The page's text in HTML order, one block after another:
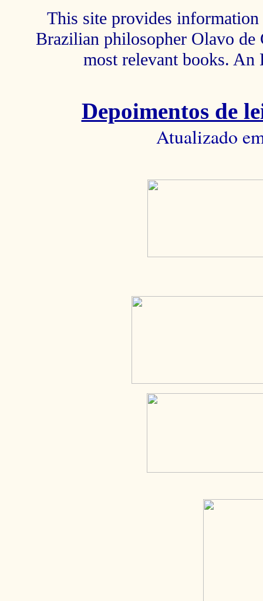
This site provides
Brazilian philosopher Olavo de
most relevant books.
Depoimentos de
Atualizado